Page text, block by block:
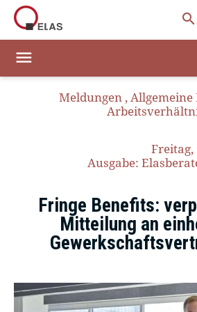
search
menu
Meldungen , Allgemeine
Freitag,
Ausgabe:
Fringe Benefits:
Mitteilung an